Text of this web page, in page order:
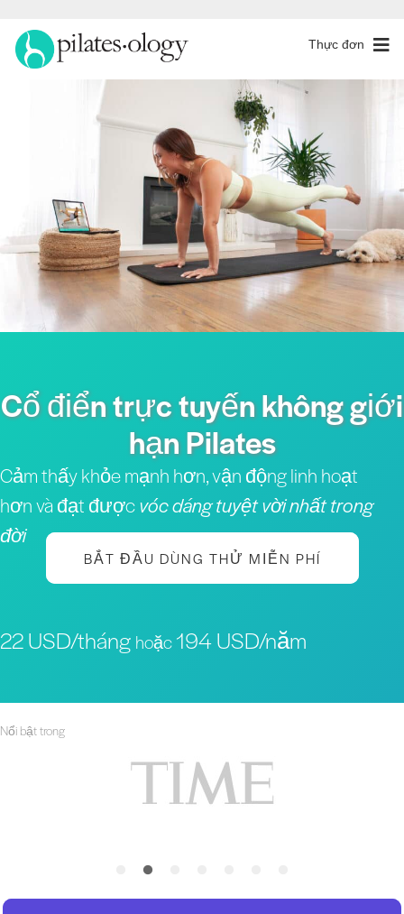
Thực đơn
Cổ điển trực tuyến không giới
hạn Pilates
Cảm thấy khỏe mạnh hơn, vận động linh hoạt
hơn và đạt đượcvóc dáng tuyệt vời nhất trong
đời
BẮT ĐẦU DÙNG THỬ MIỄN PHÍ
22 USD/tháng hoặc194 USD/năm
Nổi bật trong